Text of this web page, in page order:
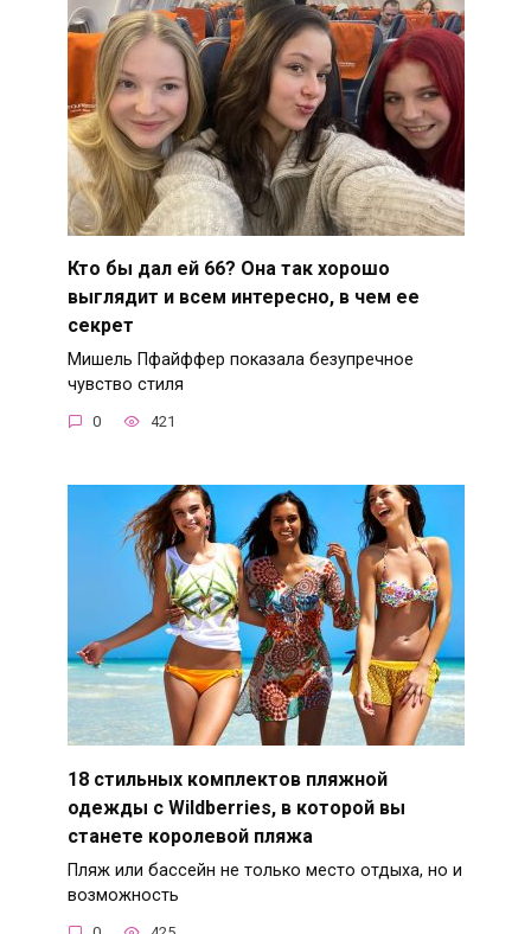
Кто бы дал ей 66? Она так хорошо
выглядит и всем интересно, в чем ее
секрет
Мишель Пфайффер показала безупречное
чувство стиля
0 421
18 стильных комплектов пляжной
одежды с Wildberries, в которой вы
станете королевой пляжа
Пляж или бассейн не только место отдыха, но и
возможность